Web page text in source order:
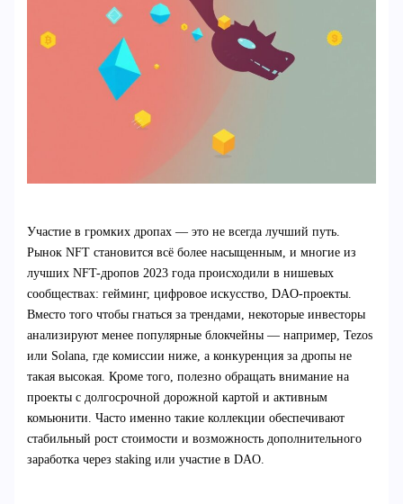
Участие в громких дропах — это не всегда лучший путь.
Рынок NFT становится всё более насыщенным, и многие из
лучших NFT-дропов 2023 года происходили в нишевых
сообществах: гейминг, цифровое искусство, DAO-проекты.
Вместо того чтобы гнаться за трендами, некоторые инвесторы
анализируют менее популярные блокчейны — например, Tezos
или Solana, где комиссии ниже, а конкуренция за дропы не
такая высокая. Кроме того, полезно обращать внимание на
проекты с долгосрочной дорожной картой и активным
комьюнити. Часто именно такие коллекции обеспечивают
стабильный рост стоимости и возможность дополнительного
заработка через staking или участие в DAO.